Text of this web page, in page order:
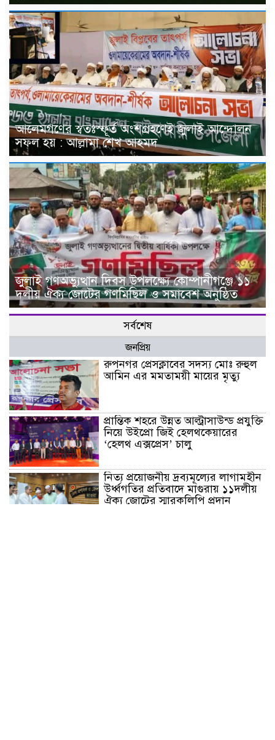
আলেমগণের স্বতঃস্ফূর্ত অংশগ্রহণেই জুলাই আন্দোলন
সফল হয় : আল্লামা শেখ আহমদ
জুলাই গণঅভ্যুত্থান দিবস উপলক্ষ্যে কোম্পানীগঞ্জে ১১
দলীয় ঐক্য জোটের গণমিছিল ও সমাবেশ অনুষ্ঠিত
সর্বশেষ
জনপ্রিয়
রুপনগর প্রেসক্লাবের সদস্য মোঃ রুহুল
আমিন এর মমতাময়ী মায়ের মৃত্যু
প্রান্তিক শহরে উন্নত আল্ট্রাসাউন্ড প্রযুক্তি
নিয়ে উইপ্রো জিই হেলথকেয়ারের
‘হেলথ এক্সপ্রেস’ চালু
নিত্য প্রয়োজনীয় দ্রব্যমূল্যের লাগামহীন
উর্ধ্বগতির প্রতিবাদে মাগুরায় ১১দলীয়
ঐক্য জোটের স্মারকলিপি প্রদান